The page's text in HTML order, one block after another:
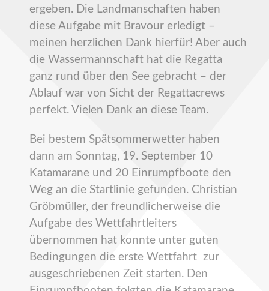
ergeben. Die Landmanschaften haben
diese Aufgabe mit Bravour erledigt –
meinen herzlichen Dank hierfür! Aber auch
die Wassermannschaft hat die Regatta
ganz rund über den See gebracht – der
Ablauf war von Sicht der Regattacrews
perfekt. Vielen Dank an diese Team.
Bei bestem Spätsommerwetter haben
dann am Sonntag, 19. September 10
Katamarane und 20 Einrumpfboote den
Weg an die Startlinie gefunden. Christian
Gröbmüller, der freundlicherweise die
Aufgabe des Wettfahrtleiters
übernommen hat konnte unter guten
Bedingungen die erste Wettfahrt zur
ausgeschriebenen Zeit starten. Den